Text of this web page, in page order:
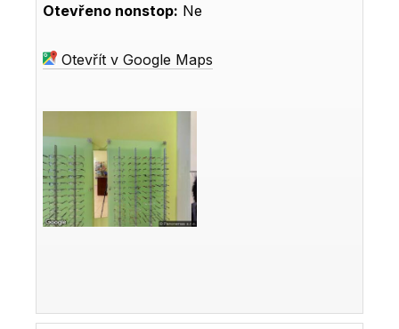
Otevřeno nonstop: Ne
Otevřít v Google Maps